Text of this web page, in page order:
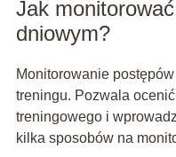
Jak
dniowym?
Monitorowanie
treningu. Pozwala
treningowego i
kilka sposobów na